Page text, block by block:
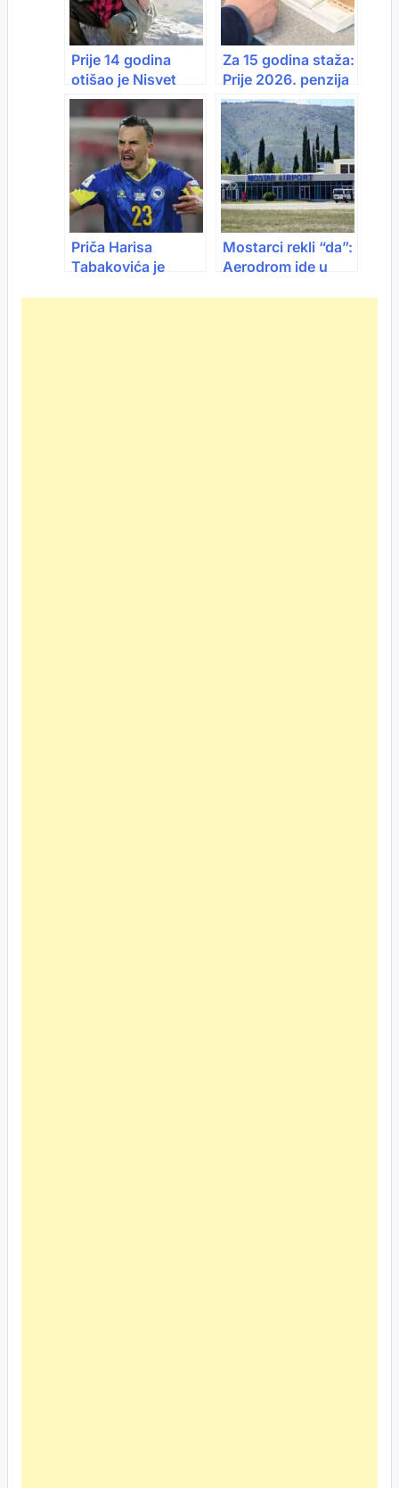
Prije 14 godina
otišao je Nisvet
Džanko, čovjek koji
je Bosnu pokazivao
srcem
Za 15 godina staža:
Prije 2026. penzija
666 KM, danas
434 marke
Priča Harisa
Tabakovića je
Mostarci rekli “da”:
Aerodrom ide u